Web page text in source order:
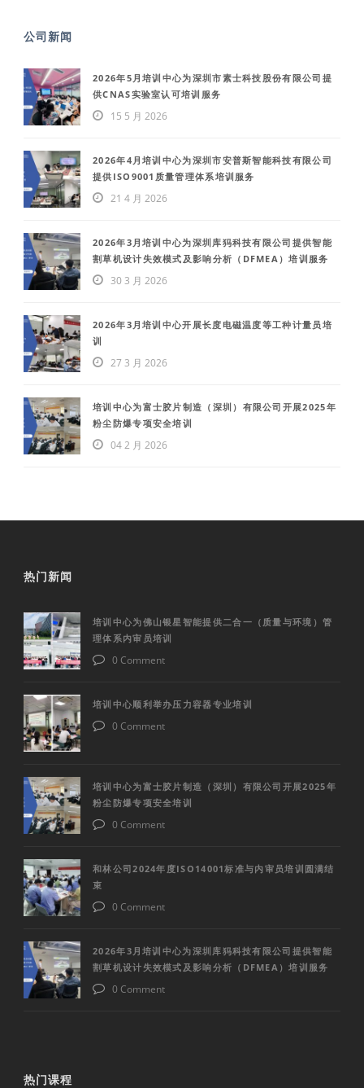
公司新闻
2026年5月培训中心为深圳市素士科技股份有限公司提
供CNAS实验室认可培训服务
15 5 月 2026
2026年4月培训中心为深圳市安普斯智能科技有限公司
提供ISO9001质量管理体系培训服务
21 4 月 2026
2026年3月培训中心为深圳库犸科技有限公司提供智能
割草机设计失效模式及影响分析（DFMEA）培训服务
30 3 月 2026
2026年3月培训中心开展长度电磁温度等工种计量员培
训
27 3 月 2026
培训中心为富士胶片制造（深圳）有限公司开展2025年
粉尘防爆专项安全培训
04 2 月 2026
热门新闻
培训中心为佛山银星智能提供二合一（质量与环境）管
理体系内审员培训
0 Comment
培训中心顺利举办压力容器专业培训
0 Comment
培训中心为富士胶片制造（深圳）有限公司开展2025年
粉尘防爆专项安全培训
0 Comment
和林公司2024年度ISO14001标准与内审员培训圆满结
束
0 Comment
2026年3月培训中心为深圳库犸科技有限公司提供智能
割草机设计失效模式及影响分析（DFMEA）培训服务
0 Comment
热门课程